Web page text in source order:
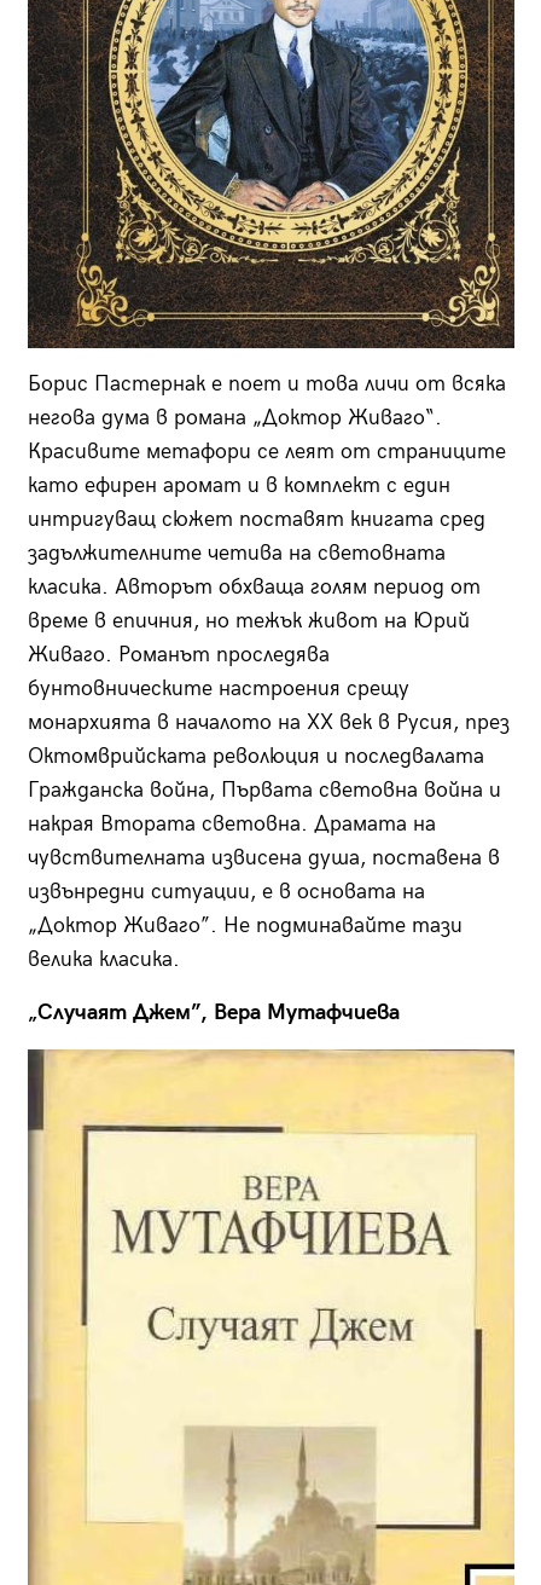
Борис Пастернак е поет и това личи от всяка
негова дума в романа „Доктор Живаго“.
Красивите метафори се леят от страниците
като ефирен аромат и в комплект с един
интригуващ сюжет поставят книгата сред
задължителните четива на световната
класика. Авторът обхваща голям период от
време в епичния, но тежък живот на Юрий
Живаго. Романът проследява
бунтовническите настроения срещу
монархията в началото на XX век в Русия, през
Октомврийската революция и последвалата
Гражданска война, Първата световна война и
накрая Втората световна. Драмата на
чувствителната извисена душа, поставена в
извънредни ситуации, е в основата на
„Доктор Живаго”. Не подминавайте тази
велика класика.
„Случаят Джем”, Вера Мутафчиева